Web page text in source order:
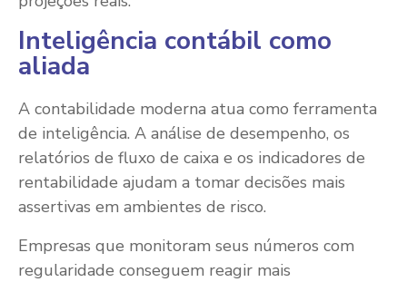
Inteligência contábil como
aliada
A contabilidade moderna atua como ferramenta
de inteligência. A análise de desempenho, os
relatórios de fluxo de caixa e os indicadores de
rentabilidade ajudam a tomar decisões mais
assertivas em ambientes de risco.
Empresas que monitoram seus números com
regularidade conseguem reagir mais